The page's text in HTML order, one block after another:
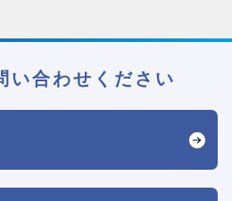
い合わせください